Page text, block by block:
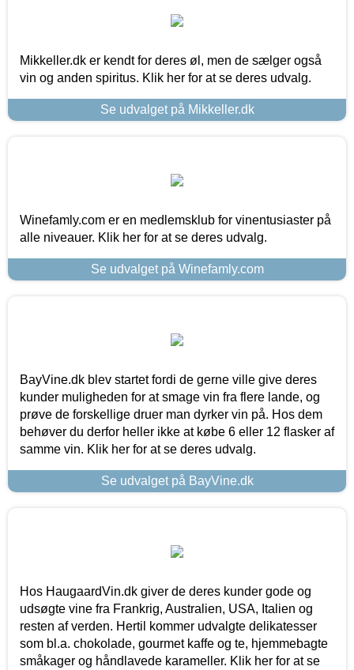
Mikkeller.dk er kendt for deres øl, men de sælger også
vin og anden spiritus. Klik her for at se deres udvalg.
Se udvalget på Mikkeller.dk
Winefamly.com er en medlemsklub for vinentusiaster på
alle niveauer. Klik her for at se deres udvalg.
Se udvalget på Winefamly.com
BayVine.dk blev startet fordi de gerne ville give deres
kunder muligheden for at smage vin fra flere lande, og
prøve de forskellige druer man dyrker vin på. Hos dem
behøver du derfor heller ikke at købe 6 eller 12 flasker af
samme vin. Klik her for at se deres udvalg.
Se udvalget på BayVine.dk
Hos HaugaardVin.dk giver de deres kunder gode og
udsøgte vine fra Frankrig, Australien, USA, Italien og
resten af verden. Hertil kommer udvalgte delikatesser
som bl.a. chokolade, gourmet kaffe og te, hjemmebagte
småkager og håndlavede karameller. Klik her for at se